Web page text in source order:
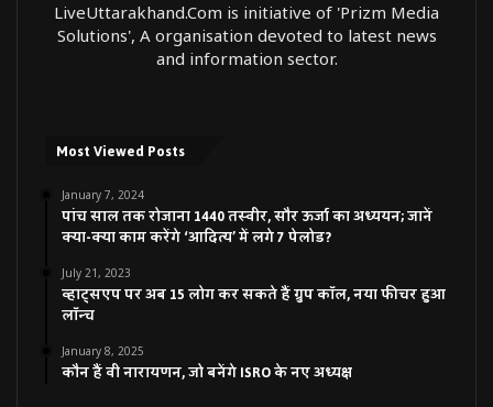
LiveUttarakhand.Com is initiative of 'Prizm Media
Solutions', A organisation devoted to latest news
and information sector.
Most Viewed Posts
January 7, 2024
पांच साल तक रोजाना 1440 तस्वीर, सौर ऊर्जा का अध्ययन; जानें
क्या-क्या काम करेंगे ‘आदित्य’ में लगे 7 पेलोड?
July 21, 2023
व्हाट्सएप पर अब 15 लोग कर सकते हैं ग्रुप कॉल, नया फीचर हुआ
लॉन्च
January 8, 2025
कौन हैं वी नारायणन, जो बनेंगे ISRO के नए अध्यक्ष